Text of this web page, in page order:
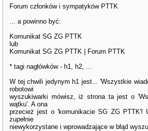
Forum członków i sympatyków PTTK
... a powinno być:
Komunikat SG ZG PTTK
lub
Komunikat SG ZG PTTK | Forum PTTK
* tagi nagłówków - h1, h2, ...
W tej chwili jedynym h1 jest... 'Wszystkie
robotowi
wyszukiwarki mówisz, iż strona ta jest o
wątku'. A ona
przecież jest o 'komunikacie SG ZG PTTK'!
zupełnie
niewykorzystane i wprowadzające w błąd